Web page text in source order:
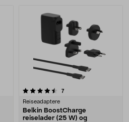
7anmeldelser
Reiseadaptere
Belkin BoostCharge
reiselader (25 W) og